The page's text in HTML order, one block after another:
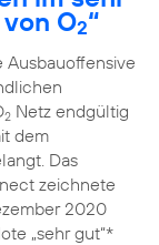
O2“
Ausbauoffensive
2Netz endgültig
dem
Das
zeichnete
2020
„sehr gut“*